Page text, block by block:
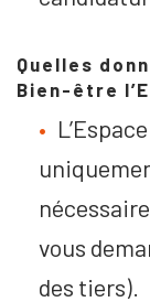
Quelles
Bien-être
vous
des tiers).